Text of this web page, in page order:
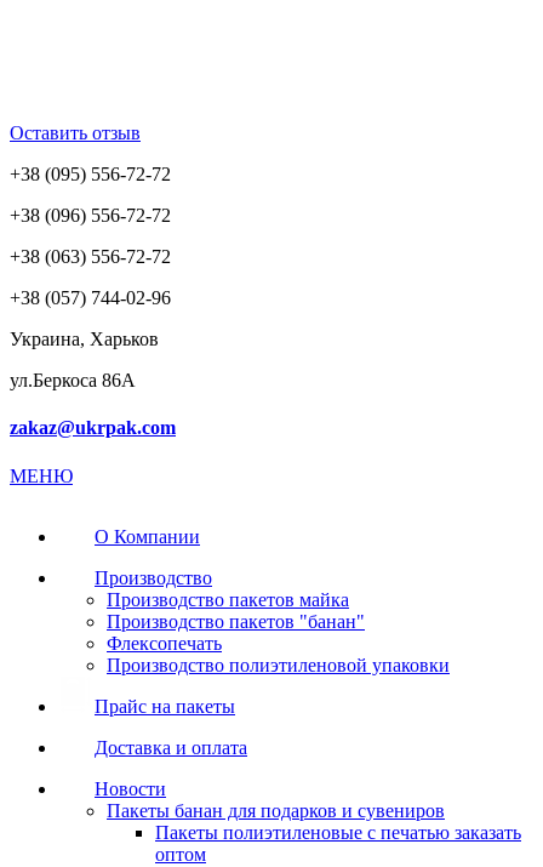
Оставить отзыв
+38 (095) 556-72-72
+38 (096) 556-72-72
+38 (063) 556-72-72
+38 (057) 744-02-96
Украина, Харьков
ул.Беркоса 86А
zakaz@ukrpak.com
МЕНЮ
О Компании
Производство
Производство пакетов майка
Производство пакетов "банан"
Флексопечать
Производство полиэтиленовой упаковки
Прайс на пакеты
Доставка и оплата
Новости
Пакеты банан для подарков и сувениров
Пакеты полиэтиленовые с печатью заказать
оптом